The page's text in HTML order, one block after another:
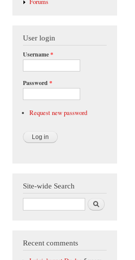
User login
Username*
Password *
Request new password
Site-wide Search
Search
Recent comments